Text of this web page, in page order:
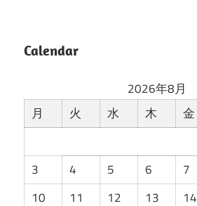
Calendar
2026年8月
月
火 水 木 金
3
4 5 6 7
10
11 12 13 14